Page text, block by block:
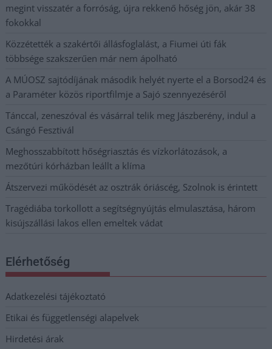
megint visszatér a forróság, újra rekkenő hőség jön, akár 38
fokokkal
Közzétették a szakértői állásfoglalást, a Fiumei úti fák
többsége szakszerűen már nem ápolható
A MÚOSZ sajtódíjának második helyét nyerte el a Borsod24 és
a Paraméter közös riportfilmje a Sajó szennyezéséről
Tánccal, zeneszóval és vásárral telik meg Jászberény, indul a
Csángó Fesztivál
Meghosszabbított hőségriasztás és vízkorlátozások, a
mezőtúri kórházban leállt a klíma
Átszervezi működését az osztrák óriáscég, Szolnok is érintett
Tragédiába torkollott a segítségnyújtás elmulasztása, három
kisújszállási lakos ellen emeltek vádat
Elérhetőség
Adatkezelési tájékoztató
Etikai és függetlenségi alapelvek
Hirdetési árak